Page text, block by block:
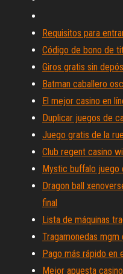
Requisitos para
Código de bono de
Giros gratis sin
Batman caballero
El mejor casino en
Duplicar juegos de
Juego gratis de la
Club regent casino
Mystic buffalo juego
Dragon ball
final
Lista de máquinas
Tragamonedas mgm
Pago más rápido en
Mejor apuesta